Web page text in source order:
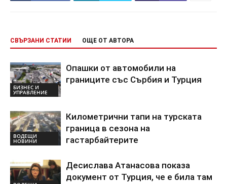
СВЪРЗАНИ СТАТИИ ОЩЕ ОТ АВТОРА
БИЗНЕС И
УПРАВЛЕНИЕ
Опашки от автомобили на
границите със Сърбия и Турция
ВОДЕЩИ
НОВИНИ
Километрични тапи на турската
граница в сезона на
гастарбайтерите
Десислава Атанасова показа
документ от Турция, че е била там